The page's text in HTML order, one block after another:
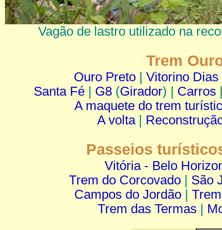
Vagão de lastro utilizado na
Trem
Ouro Preto| Vitorino Dias
Santa Fé
G8 (Girador) | Carros
A maquete do trem
A volta|
Passeios
Vitória - Belo
Trem do Corcovado| São
Campos do Jordão|
Trem das Termas